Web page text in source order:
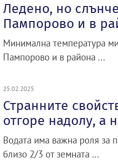
Ледено, но
Пампорово и в
Минимална температура
Пампорово и в района ...
25.02.2025
Странните
отгоре надолу, а
Водата има важна роля за
близо 2/3 от земната ...